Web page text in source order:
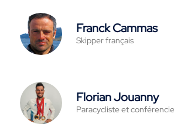
Franck Cammas
Skipper français
Florian Jouanny
Paracycliste et